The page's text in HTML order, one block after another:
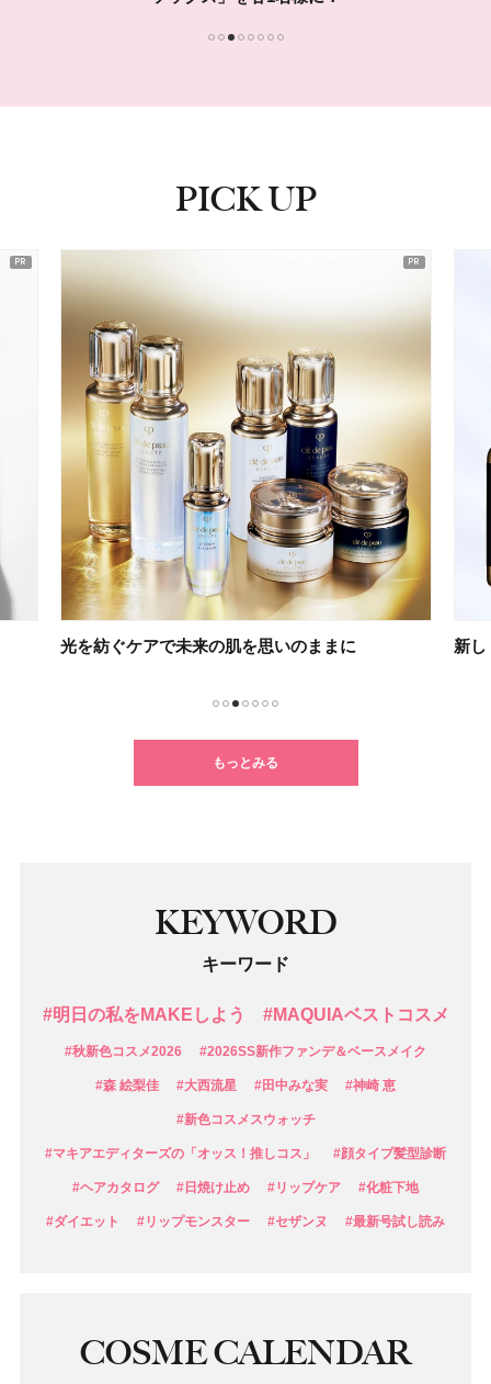
PICK UP
光を紡ぐケアで未来の肌を思いのままに 新
もっとみる
KEYWORD
キーワード
#明日の私をMAKEしよう #MAQUIAベストコスメ
#秋新色コスメ2026 #2026SS新作ファンデ＆ベースメイク
#森 絵梨佳 #大西流星 #田中みな実 #神崎 恵
#新色コスメスウォッチ
#マキアエディターズの「オッス！推しコス」 #顔タイプ髪型診断
#ヘアカタログ #日焼け止め #リップケア #化粧下地
#ダイエット #リップモンスター #セザンヌ #最新号試し読み
COSME CALENDAR